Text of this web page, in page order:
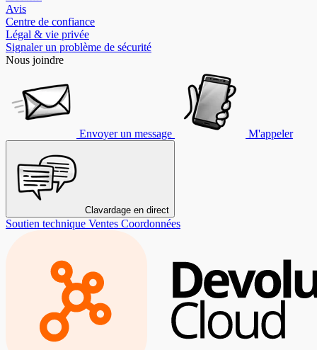
Avis
Centre de confiance
Légal & vie privée
Signaler un problème de sécurité
Nous joindre
Envoyer un message M'appeler
Clavardage en direct
Soutien technique Ventes Coordonnées